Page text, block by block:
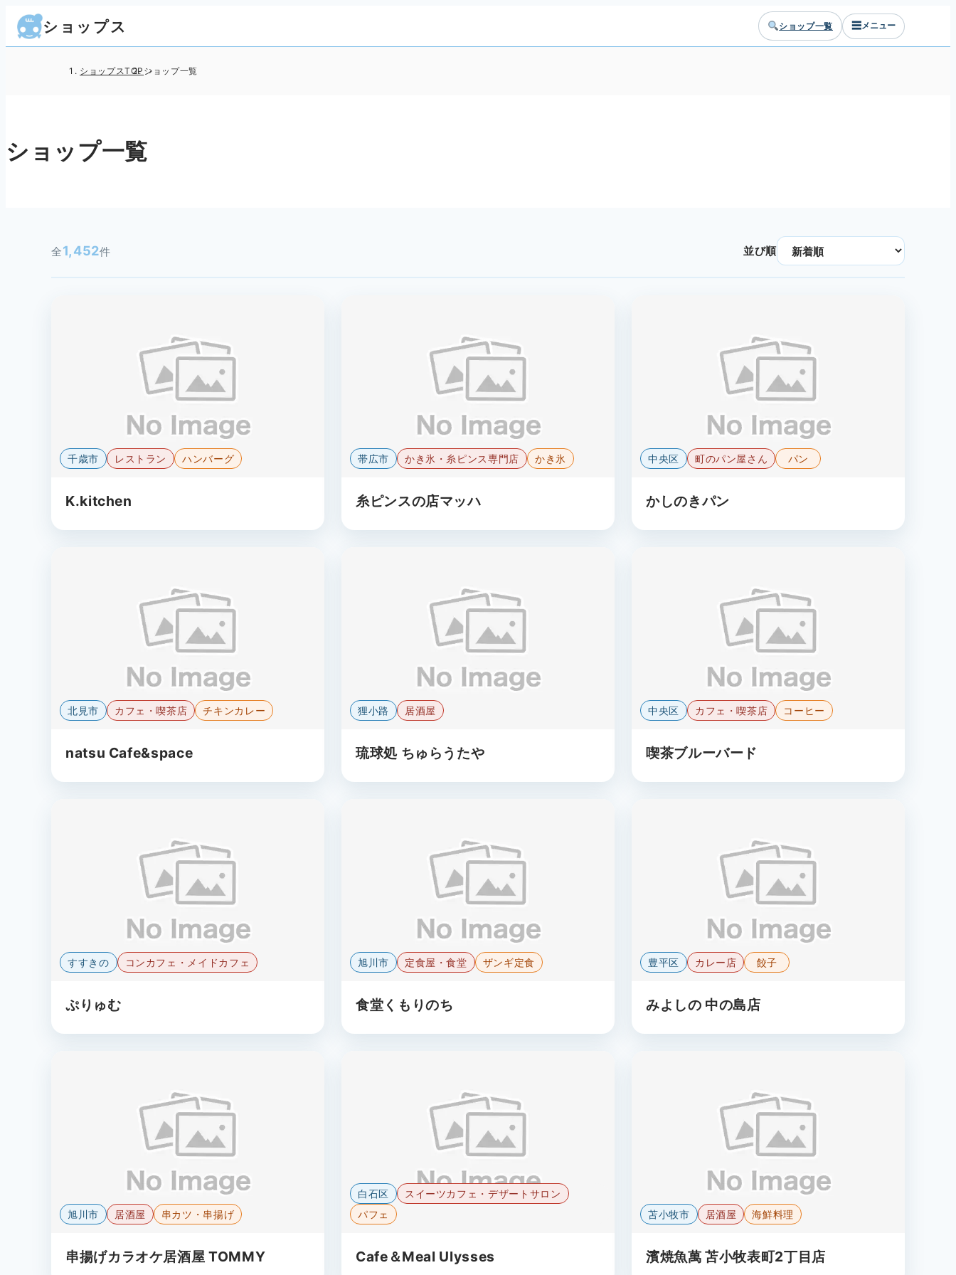
ショップス ショップ一覧 ☰メニュー
ショップスTOP ショップ一覧
ショップ一覧
全1,452件 並び順
千歳市 レストラン ハンバーグ
K.kitchen
帯広市 かき氷・糸ピンス専門店 かき氷
糸ピンスの店マッハ
中央区 町のパン屋さん パン
かしのきパン
北見市 カフェ・喫茶店 チキンカレー
natsu Cafe&space
狸小路 居酒屋
琉球処 ちゅらうたや
中央区 カフェ・喫茶店 コーヒー
喫茶ブルーバード
すすきの コンカフェ・メイドカフェ
ぷりゅむ
旭川市 定食屋・食堂 ザンギ定食
食堂くもりのち
豊平区 カレー店 餃子
みよしの 中の島店
旭川市 居酒屋 串カツ・串揚げ
串揚げカラオケ居酒屋 TOMMY
白石区
スイーツカフェ・デザートサロン
パフェ
Cafe＆Meal Ulysses
苫小牧市 居酒屋 海鮮料理
濱焼魚萬 苫小牧表町2丁目店